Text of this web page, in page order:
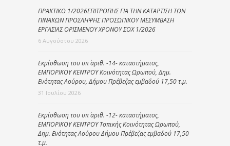
ΠΡΑΚΤΙΚΟ 1/2026ΕΠΙΤΡΟΠΗΣ ΓΙΑ ΤΗΝ ΚΑΤΑΡΤΙΣΗ ΤΩΝ
ΠΙΝΑΚΩΝ ΠΡΟΣΛΗΨΗΣ ΠΡΟΣΩΠΙΚΟΥ ΜΕΣΥΜΒΑΣΗ
ΕΡΓΑΣΙΑΣ ΟΡΙΣΜΕΝΟΥ ΧΡΟΝΟΥ ΣΟΧ 1/2026
6 Αυγούστου 2026
Εκμίσθωση του υπ΄ αριθ. -14- καταστήματος,
ΕΜΠΟΡΙΚΟΥ ΚΕΝΤΡΟΥ Κοινότητας Ωρωπού, Δημ.
Ενότητας Λούρου, Δήμου Πρέβεζας εμβαδού 17,50 τ.μ.
31 Ιουλίου 2026
Εκμίσθωση του υπ΄ αριθ. -12- καταστήματος,
ΕΜΠΟΡΙΚΟΥ ΚΕΝΤΡΟΥ Τοπικής Κοινότητας Ωρωπού,
Δημ. Ενότητας Λούρου Δήμου Πρέβεζας εμβαδού 17,50
τ.μ.